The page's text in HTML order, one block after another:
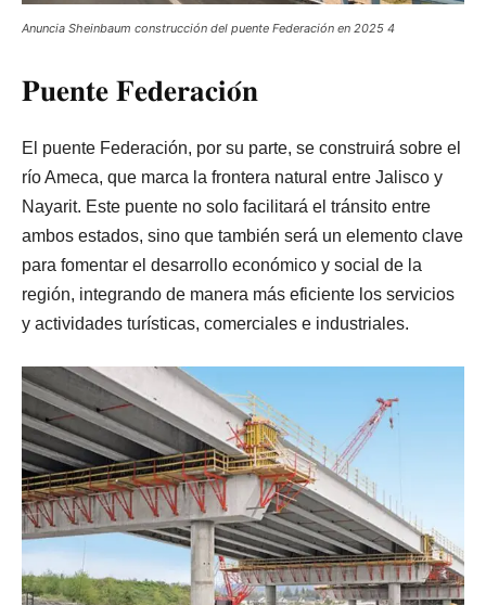
Anuncia Sheinbaum construcción del puente Federación en 2025 4
𝐏𝐮𝐞𝐧𝐭𝐞 𝐅𝐞𝐝𝐞𝐫𝐚𝐜𝐢𝐨́𝐧
El puente Federación, por su parte, se construirá sobre el
río Ameca, que marca la frontera natural entre Jalisco y
Nayarit. Este puente no solo facilitará el tránsito entre
ambos estados, sino que también será un elemento clave
para fomentar el desarrollo económico y social de la
región, integrando de manera más eficiente los servicios
y actividades turísticas, comerciales e industriales.